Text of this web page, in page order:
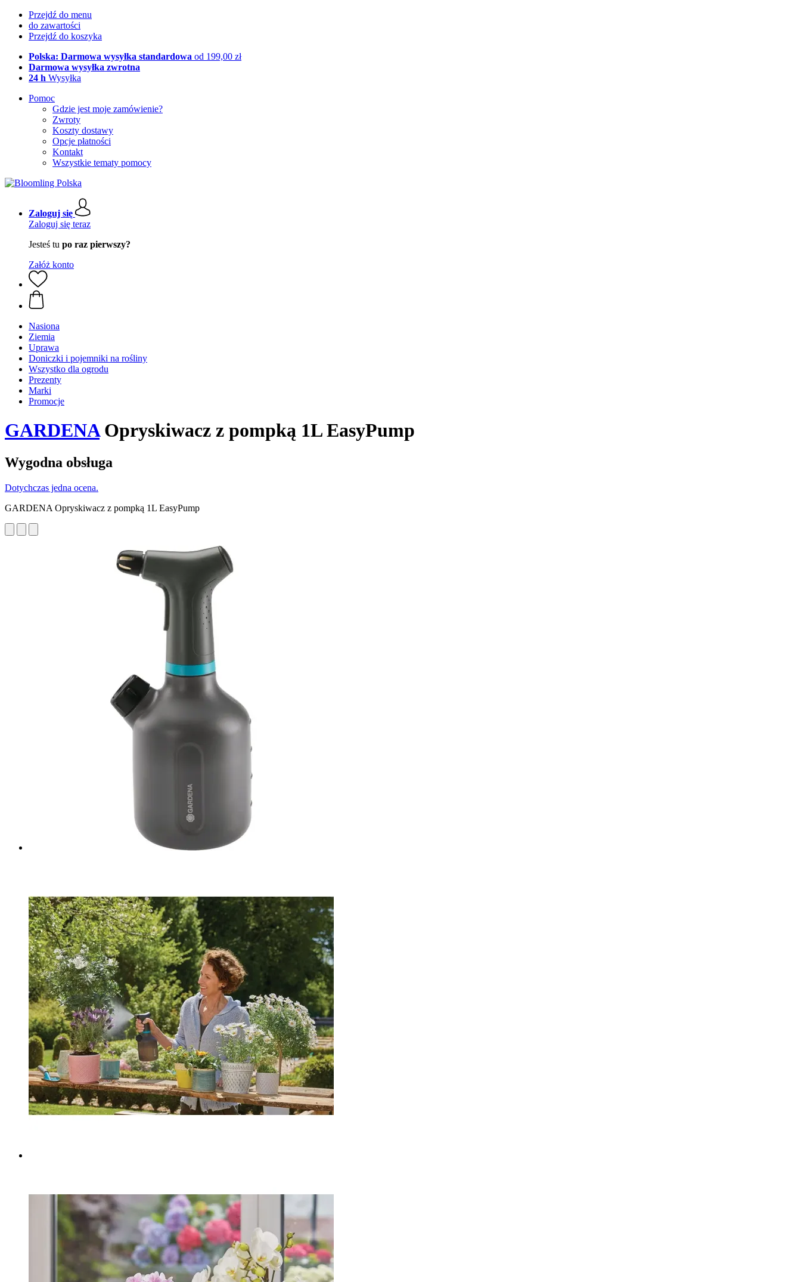
Przejdź do menu
do zawartości
Przejdź do koszyka
Polska: Darmowa wysyłka standardowa od 199,00 zł
Darmowa wysyłka zwrotna
24 h Wysyłka
Pomoc
Gdzie jest moje zamówienie?
Zwroty
Koszty dostawy
Opcje płatności
Kontakt
Wszystkie tematy pomocy
Zaloguj się
Zaloguj się teraz
Jesteś tu po raz pierwszy?
Załóż konto
Nasiona
Ziemia
Uprawa
Doniczki i pojemniki na rośliny
Wszystko dla ogrodu
Prezenty
Marki
Promocje
GARDENAOpryskiwacz z pompką 1L EasyPump
Wygodna obsługa
Dotychczas jedna ocena.
GARDENA Opryskiwacz z pompką 1L EasyPump